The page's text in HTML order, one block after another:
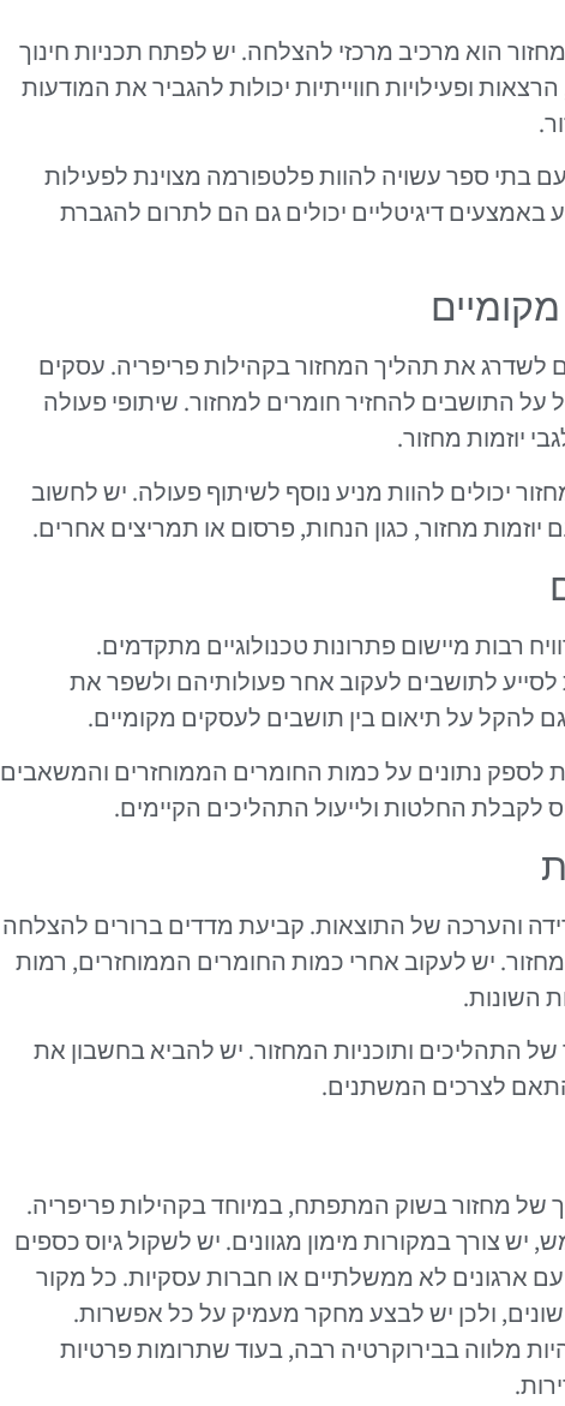
הוא מרכיב מרכזי להצלחה. יש לפתח תכניות חינוך
ופעילויות חווייתיות יכולות להגביר את המודעות
בתי ספר עשויה להוות פלטפורמה מצוינת לפעילות
באמצעים דיגיטליים יכולים גם הם לתרום להגברת
לשדרג את תהליך המחזור בקהילות פריפריה. עסקים
על התושבים להחזיר חומרים למחזור. שיתופי פעולה
יוזמות מחזור.
יכולים להוות מניע נוסף לשיתוף פעולה. יש לחשוב
מחזור, כגון הנחות, פרסום או תמריצים אחרים.
רבות מיישום פתרונות טכנולוגיים מתקדמים.
לסייע לתושבים לעקוב אחר פעולותיהם ולשפר את
להקל על תיאום בין תושבים לעסקים מקומיים.
לספק נתונים על כמות החומרים הממוחזרים והמשאבים
לקבלת החלטות ולייעול התהליכים הקיימים.
והערכה של התוצאות. קביעת מדדים ברורים להצלחה
יש לעקוב אחרי כמות החומרים הממוחזרים, רמות
השונות.
ותוכניות המחזור. יש להביא בחשבון את
לצרכים המשתנים.
של מחזור בשוק המתפתח, במיוחד בקהילות פריפריה.
צורך במקורות מימון מגוונים. יש לשקול גיוס כספים
ארגונים לא ממשלתיים או חברות עסקיות. כל מקור
שונים, ולכן יש לבצע מחקר מעמיק על כל אפשרות.
מלווה בבירוקרטיה רבה, בעוד שתרומות פרטיות